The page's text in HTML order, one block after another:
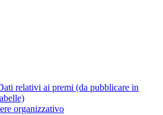
relativi ai premi (da pubblicare in
organizzativo